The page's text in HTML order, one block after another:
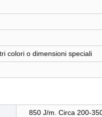
colori o dimensioni speciali
850 J/m. Circa 200-